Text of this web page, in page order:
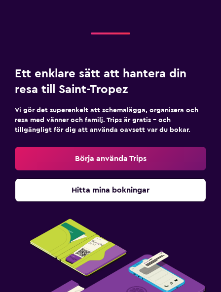
Ett enklare sätt att hantera din
resa till Saint-Tropez
Vi gör det superenkelt att schemalägga, organisera och
resa med vänner och familj. Trips är gratis – och
tillgängligt för dig att använda oavsett var du bokar.
Börja använda Trips
Hitta mina bokningar